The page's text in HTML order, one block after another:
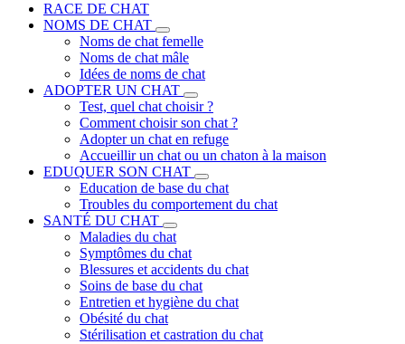
RACE DE CHAT
NOMS DE CHAT
Noms de chat femelle
Noms de chat mâle
Idées de noms de chat
ADOPTER UN CHAT
Test, quel chat choisir ?
Comment choisir son chat ?
Adopter un chat en refuge
Accueillir un chat ou un chaton à la maison
EDUQUER SON CHAT
Education de base du chat
Troubles du comportement du chat
SANTÉ DU CHAT
Maladies du chat
Symptômes du chat
Blessures et accidents du chat
Soins de base du chat
Entretien et hygiène du chat
Obésité du chat
Stérilisation et castration du chat